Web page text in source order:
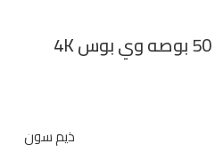
ذيم سون